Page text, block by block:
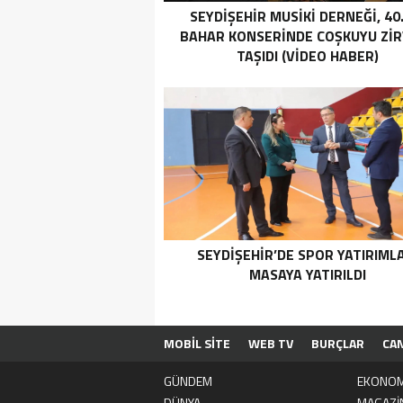
SEYDIŞEHIR MUSIKI DERNEĞI,
BAHAR KONSERINDE COŞKUYU
TAŞIDI (VİDEO HABER)
SEYDIŞEHIR’DE SPOR
MASAYA YATIRILDI
MOBİL SİTE WEB TV BURÇLAR
GÜNDEM